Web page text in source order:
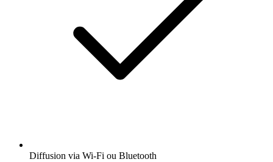
Diffusion via Wi-Fi ou Bluetooth